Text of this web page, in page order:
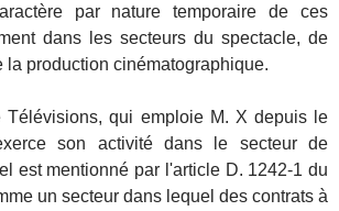
par nature temporaire de ces
dans les secteurs du spectacle, de
la production cinématographique.
Télévisions, qui emploie M. X depuis le
son activité dans le secteur de
est mentionné par l'article D. 1242-1 du
un secteur dans lequel des contrats à